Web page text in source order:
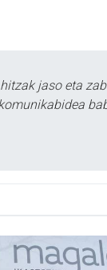
jaso eta